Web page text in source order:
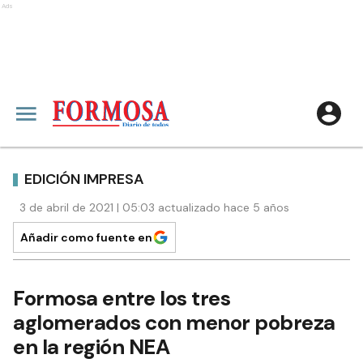
Ads
EDICIÓN IMPRESA
3 de abril de 2021 | 05:03 actualizado hace 5 años
Añadir como fuente en
Formosa entre los tres
aglomerados con menor pobreza
en la región NEA